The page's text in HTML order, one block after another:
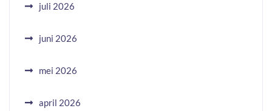
juli 2026
juni 2026
mei 2026
april 2026